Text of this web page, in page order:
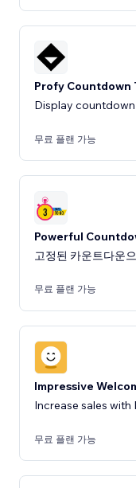
Profy Countdown
Display
무료 플랜 가능
Powerful
고정된 카운트다운
무료 플랜 가능
Impressive
Increase sales
무료 플랜 가능